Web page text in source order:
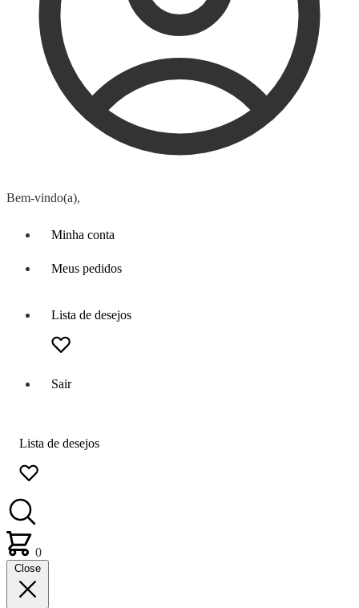
Bem-vindo(a),
Minha conta
Meus pedidos
Lista de desejos
Sair
Lista de desejos
0
Close